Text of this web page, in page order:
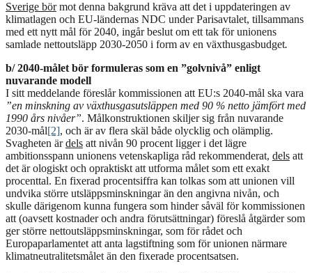
Sverige börmot denna bakgrund kräva att det i uppdateringen av
klimatlagen och EU-ländernas NDC under Parisavtalet, tillsammans
med ett nytt mål för 2040, ingår beslut om ett tak för unionens
samlade nettoutsläpp 2030-2050 i form av en växthusgasbudget.
b/ 2040-målet bör formuleras som en ”golvnivå” enligt
nuvarande modell
I sitt meddelande föreslår kommissionen att EU:s 2040-mål ska vara
”en minskning av växthusgasutsläppen med 90 % netto jämfört med
1990 års nivåer”. Målkonstruktionen skiljer sig från nuvarande
2030-mål[2], och är av flera skäl både olycklig och olämplig.
Svagheten ärdels att nivån 90 procent ligger i det lägre
ambitionsspann unionens vetenskapliga råd rekommenderat, dels att
det är ologiskt och opraktiskt att utforma målet som ett exakt
procenttal. En fixerad procentsiffra kan tolkas som att unionen vill
undvika större utsläppsminskningar än den angivna nivån, och
skulle därigenom kunna fungera som hinder såväl för kommissionen
att (oavsett kostnader och andra förutsättningar) föreslå åtgärder som
ger större nettoutsläppsminskningar, som för rådet och
Europaparlamentet att anta lagstiftning som för unionen närmare
klimatneutralitetsmålet än den fixerade procentsatsen.